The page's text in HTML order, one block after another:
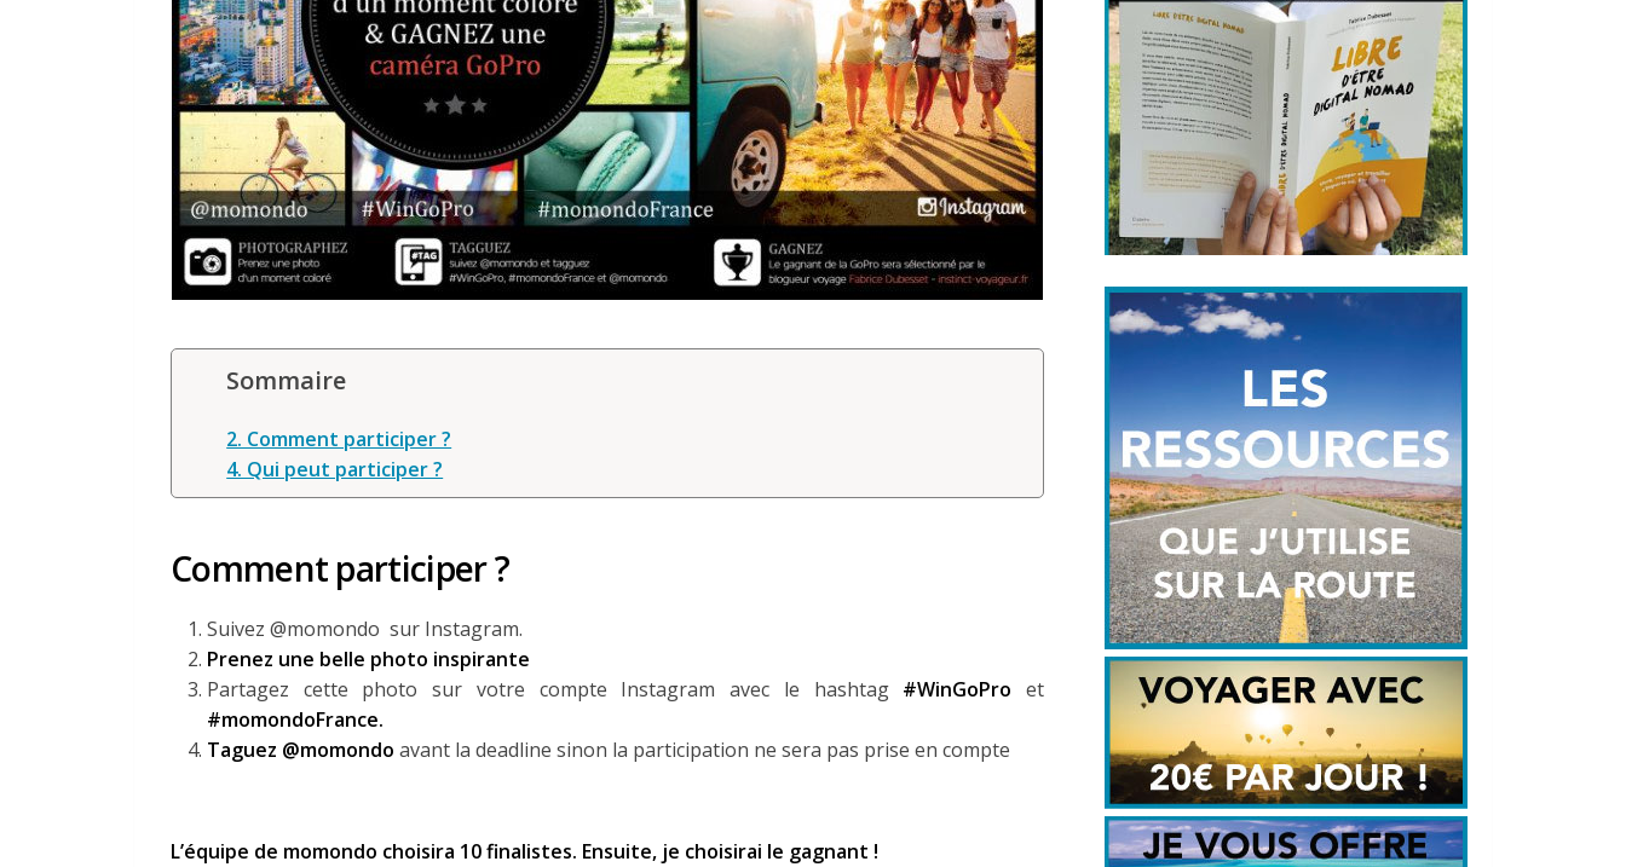
Sommaire
2. Comment participer ?
4. Qui peut participer ?
Comment participer ?
Suivez @momondo sur Instagram.
Prenez une belle photo inspirante
Partagez cette photo sur votre compte Instagram avec le hashtag #WinGoPro et
#momondoFrance.
Taguez @momondo avant la deadline sinon la participation ne sera pas prise en compte
L’équipe de momondo choisira 10 finalistes. Ensuite, je choisirai le gagnant !